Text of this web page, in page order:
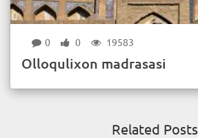
0 0 19583
Olloqulixon madrasasi
Related Posts